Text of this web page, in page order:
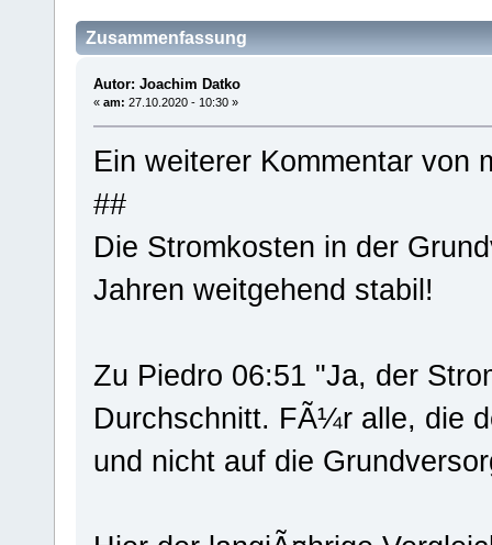
Zusammenfassung
Autor: Joachim Datko
« am: 27.10.2020 - 10:30 »
Ein weiterer Kommentar von
##
Die Stromkosten in der
Jahren weitgehend stabil!
Zu Piedro 06:51 "Ja, der
Durchschnitt. FÃ¼r alle, die
und nicht auf die